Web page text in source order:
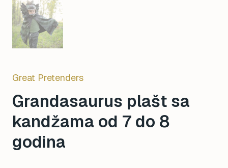
Great Pretenders
Grandasaurus plašt sa
kandžama od 7 do 8
godina